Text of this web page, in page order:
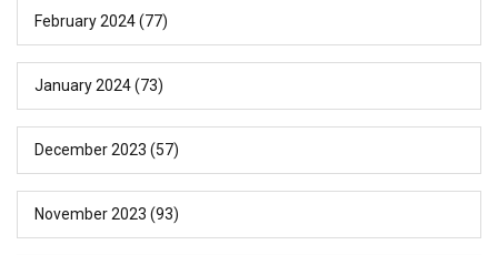
February 2024(77)
January 2024(73)
December 2023 (57)
November 2023 (93)